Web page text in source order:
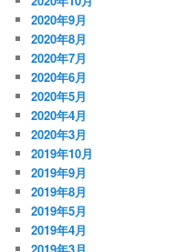
2020年9月
2020年8月
2020年7月
2020年6月
2020年5月
2020年4月
2020年3月
2019年10月
2019年9月
2019年8月
2019年5月
2019年4月
2019年3月